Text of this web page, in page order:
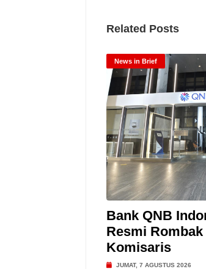
Related Posts
News in Brief
Bank QNB
Resmi
Komisaris
JUMAT, 7 AGUSTUS 2026